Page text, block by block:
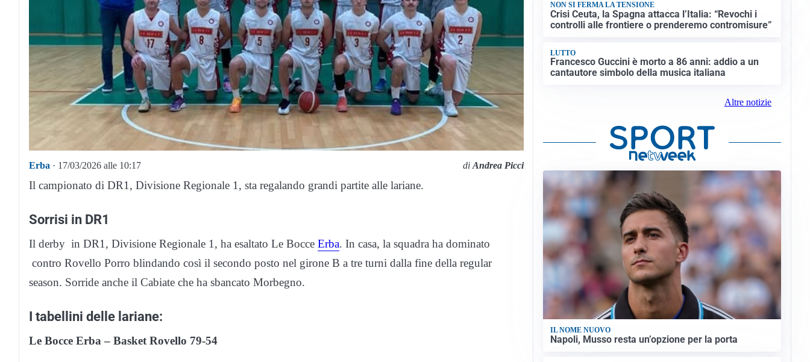
Erba · 17/03/2026 alle 10:17 diAndrea Picci
Il campionato di DR1, Divisione Regionale 1, sta regalando grandi partite alle lariane.
Sorrisi in DR1
Il derby in DR1, Divisione Regionale 1, ha esaltato Le Bocce Erba. In casa, la squadra ha dominato
contro Rovello Porro blindando così il secondo posto nel girone B a tre turni dalla fine della regular
season. Sorride anche il Cabiate che ha sbancato Morbegno.
I tabellini delle lariane:
Le Bocce Erba – Basket Rovello 79-54
NON SI FERMA LA TENSIONE
Crisi Ceuta, la Spagna attacca l’Italia: “Revochi i
controlli alle frontiere o prenderemo contromisure”
LUTTO
Francesco Guccini è morto a 86 anni: addio a un
cantautore simbolo della musica italiana
Altre notizie
IL NOME NUOVO
Napoli, Musso resta un’opzione per la porta